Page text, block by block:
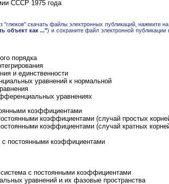
СССР 1975 года
скачать файлы электронных публикаций, нажмите
объект как ...") и сохраните файл электронной
порядка
и единственности
уравнений к нормальной
уравнениях
коэффициентами
коэффициентами (случай простых
коэффициентами (случай кратных
постоянными коэффициентами
с постоянными коэффициентами
уравнений и их фазовые пространства